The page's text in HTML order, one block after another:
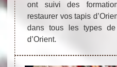
ont suivi des
restaurer vos tapis
dans tous les types
d’Orient.